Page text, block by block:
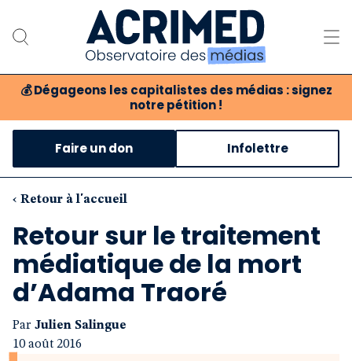
💰 Dégageons les capitalistes des médias : signez
notre pétition !
Notre association
Notre critique des médias
Nos propositions
Notre revue
Boutique
Faire un don Infolettre
‹ Retour à l'accueil
Retour sur le traitement
médiatique de la mort
d’Adama Traoré
Par Julien Salingue
10 août 2016